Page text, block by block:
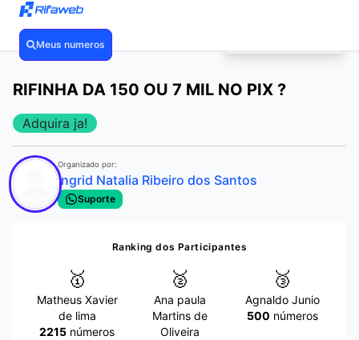
Meus numeros
❮
RIFINHA DA 150 OU 7 MIL NO PIX ?
Adquira ja!
Organizado por:
Ingrid Natalia Ribeiro dos Santos
Suporte
Ranking dos Participantes
🥇
Matheus Xavier
de lima
2215 números
🥈
Ana paula
Martins de
Oliveira
🥉
Agnaldo Junio
500 números